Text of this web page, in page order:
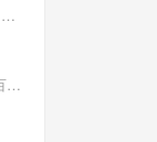
将选择权交给客户(用户)，让客户来开启大奖
大转盘跑马灯抽奖，好运百分百，乐趣百分百